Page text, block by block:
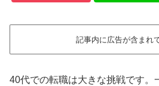
記事内に広告が含まれ
40代での転職は大きな挑戦です。